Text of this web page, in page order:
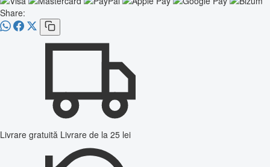
Share:
Livrare gratuită Livrare de la 25 lei